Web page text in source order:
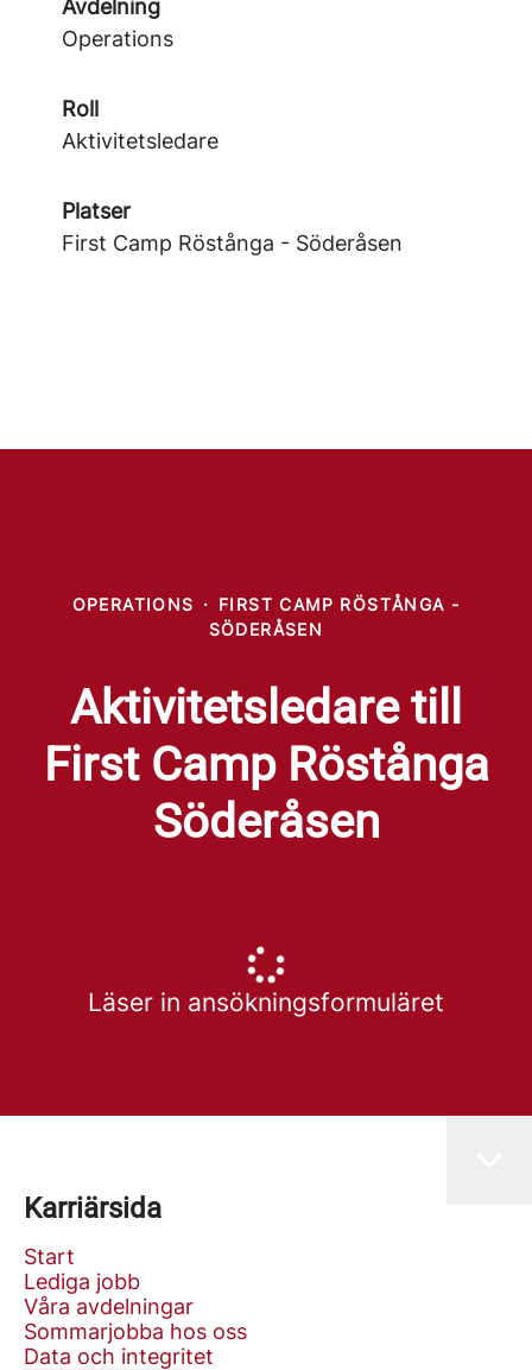
Avdelning
Operations
Roll
Aktivitetsledare
Platser
First Camp Röstånga - Söderåsen
OPERATIONS · FIRST CAMP RÖSTÅNGA -
SÖDERÅSEN
Aktivitetsledare till
First Camp Röstånga
Söderåsen
Läser in ansökningsformuläret
Karriärsida
Start
Lediga jobb
Våra avdelningar
Sommarjobba hos oss
Data och integritet